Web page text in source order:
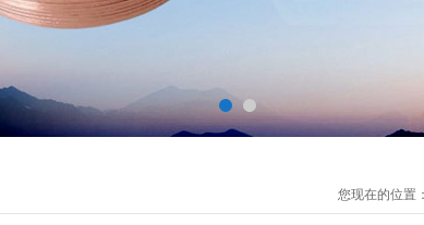
您现在的位置：